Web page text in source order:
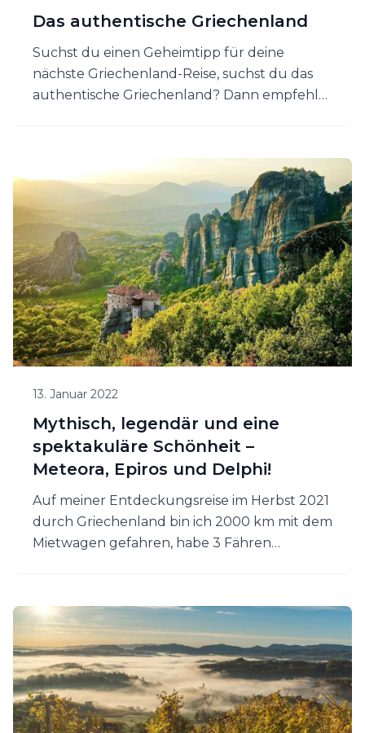
Das authentische Griechenland
Suchst du einen Geheimtipp für deine
nächste Griechenland-Reise, suchst du das
authentische Griechenland? Dann empfehle
bezaubernde Landschaften, kleine
charmante Dörfer, traumhafte Strände,
kristallklares Wasser, hervorragendes
landestypisches Essen in urigen Tavernen
und ganz viel Kultur und Geschichte – das ist
der Peloponnes!
13. Januar 2022
Mythisch, legendär und eine
spektakuläre Schönheit –
Meteora, Epiros und Delphi!
Auf meiner Entdeckungsreise im Herbst 2021
durch Griechenland bin ich 2000 km mit dem
Mietwagen gefahren, habe 3 Fähren
Meteora-Klöster und Delphi besucht. Auf
dieser traumhaften Reise habe ich wieder viel
Neues entdeckt und bin mit unglaublichen
Eindrücken nach Hause gekommen.